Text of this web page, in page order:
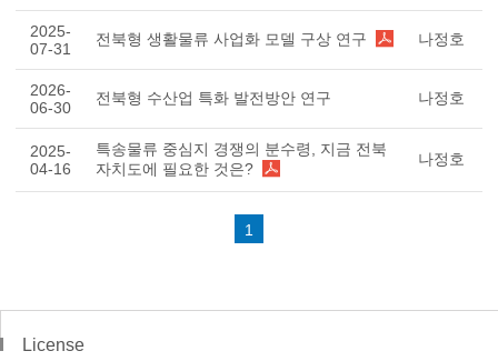
2025-
07-31
전북형 생활물류 사업화 모델 구상 연구 나정호
2026-
06-30
전북형 수산업 특화 발전방안 연구 나정호
2025-
04-16
특송물류 중심지 경쟁의 분수령, 지금 전북
자치도에 필요한 것은?
나정호
1
License